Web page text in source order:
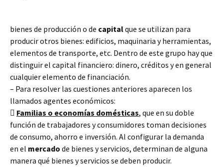
bienes de producción o de capitalque se utilizan para
producir otros bienes: edificios, maquinaria y herramientas,
elementos de transporte, etc. Dentro de este grupo hay que
distinguir el capital financiero: dinero, créditos y en general
cualquier elemento de financiación.
– Para resolver las cuestiones anteriores aparecen los
llamados agentes económicos:
 Familias o economías domésticas, que en su doble
función de trabajadores y consumidores toman decisiones
de consumo, ahorro e inversión. Al configurar la demanda
en el mercado de bienes y servicios, determinan de alguna
manera qué bienes y servicios se deben producir.